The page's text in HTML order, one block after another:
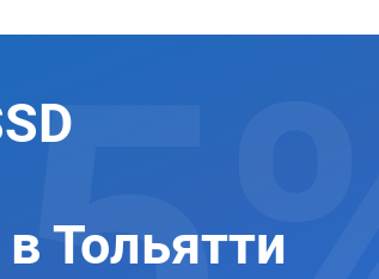
Тольятти